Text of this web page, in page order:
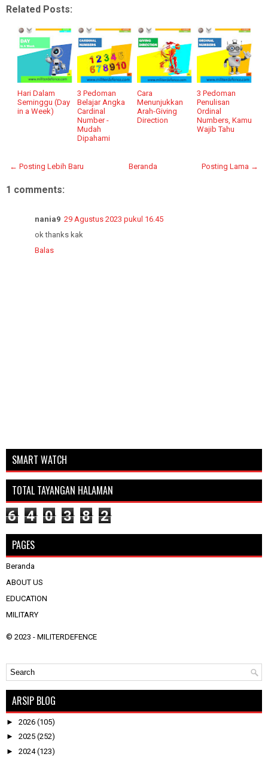
Related Posts:
Hari Dalam
Seminggu (Day
in a Week)
3 Pedoman
Belajar Angka
Cardinal
Number -
Mudah
Dipahami
Cara
Menunjukkan
Arah-Giving
Direction
3 Pedoman
Penulisan
Ordinal
Numbers, Kamu
Wajib Tahu
← Posting Lebih Baru Posting Lama →
Beranda
1 comments:
nania9 29 Agustus 2023 pukul 16.45
ok thanks kak
Balas
SMART WATCH
TOTAL TAYANGAN HALAMAN
6 4 0 3 8 2
PAGES
Beranda
ABOUT US
EDUCATION
MILITARY
© 2023 - MILITERDEFENCE
ARSIP BLOG
► 2026 (105)
► 2025 (252)
► 2024(123)